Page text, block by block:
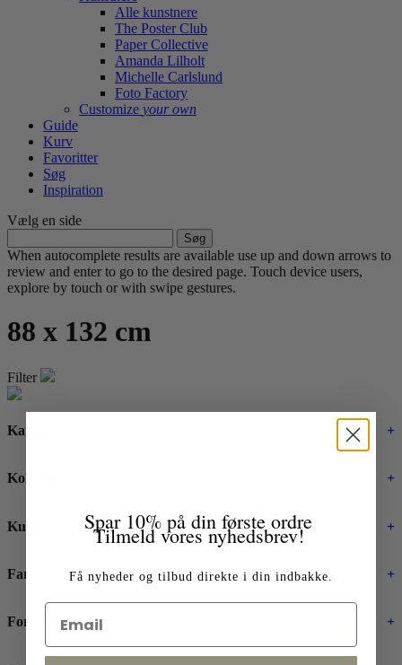
Alle kunstnere
The Poster Club
Paper Collective
Amanda Lilholt
Michelle Carlslund
Foto Factory
Customize your own
Guide
Kurv
Favoritter
Søg
Inspiration
Vælg en side
efter:
When autocomplete results are available use up and down arrows to
review and enter to go to the desired page. Touch device users,
explore by touch or with swipe gestures.
88 x 132 cm
Filter
Kategorier +
Kollektioner +
Kunstnere +
Farver +
Format +
Spar 10% på din første ordre
Tilmeld vores nyhedsbrev!
Få nyheder og tilbud direkte i din indbakke.